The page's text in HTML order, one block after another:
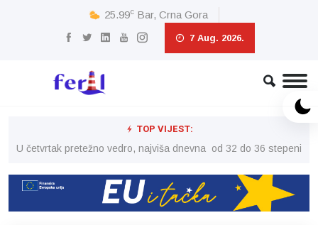
25.99c Bar, Crna Gora
7 Aug. 2026.
TOP VIJEST:
U četvrtak pretežno vedro, najviša dnevna od 32 do 36 stepeni